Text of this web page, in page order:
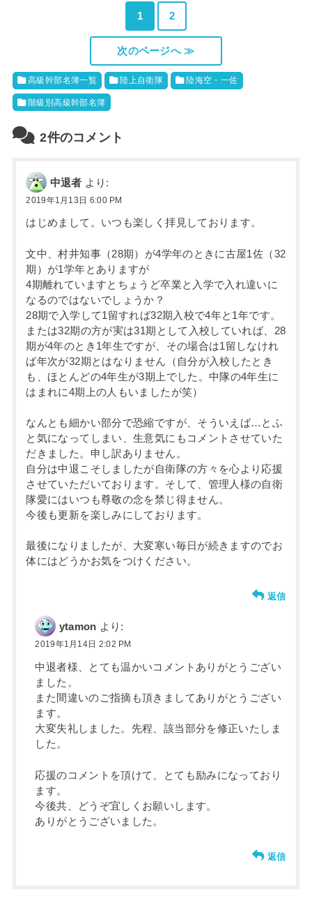
1 2
次のページへ ≫
高級幹部名簿一覧 陸上自衛隊 陸海空・一佐
階級別高級幹部名簿
2件のコメント
中退者 より:
2019年1月13日 6:00 PM
はじめまして。いつも楽しく拝見しております。
文中、村井知事（28期）が4学年のときに古屋1佐（32
期）が1学年とありますが
4期離れていますとちょうど卒業と入学で入れ違いに
なるのではないでしょうか？
28期で入学して1留すれば32期入校で4年と1年です。
または32期の方が実は31期として入校していれば、28
期が4年のとき1年生ですが、その場合は1留しなけれ
ば年次が32期とはなりません（自分が入校したとき
も、ほとんどの4年生が3期上でした。中隊の4年生に
はまれに4期上の人もいましたが笑）
なんとも細かい部分で恐縮ですが、そういえば…とふ
と気になってしまい、生意気にもコメントさせていた
だきました。申し訳ありません。
自分は中退こそしましたが自衛隊の方々を心より応援
させていただいております。そして、管理人様の自衛
隊愛にはいつも尊敬の念を禁じ得ません。
今後も更新を楽しみにしております。
最後になりましたが、大変寒い毎日が続きますのでお
体にはどうかお気をつけください。
返信
ytamon より:
2019年1月14日 2:02 PM
中退者様、とても温かいコメントありがとうござい
ました。
また間違いのご指摘も頂きましてありがとうござい
ます。
大変失礼しました。先程、該当部分を修正いたしま
した。
応援のコメントを頂けて、とても励みになっており
ます。
今後共、どうぞ宜しくお願いします。
ありがとうございました。
返信